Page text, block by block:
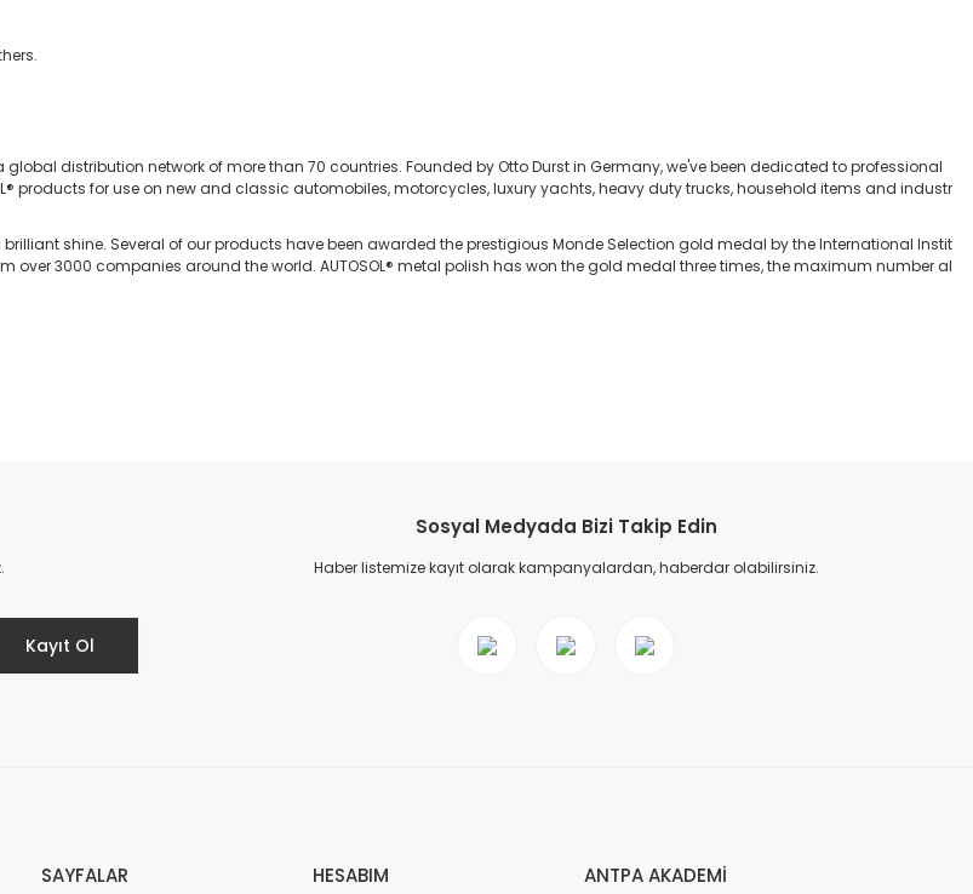
distribution network of more than 70 countries. Founded by Otto Durst in Germany, we've been dedicated to professional
products for use on new and classic automobiles, motorcycles, luxury yachts, heavy duty trucks, household items and industr
shine. Several of our products have been awarded the prestigious Monde Selection gold medal by the International Instit
3000 companies around the world. AUTOSOL® metal polish has won the gold medal three times, the maximum number al
Kayıt Ol
Sosyal Medyada Bizi Takip Edin
Haber listemize kayıt olarak kampanyalardan, haberdar olabilirsiniz.
SAYFALAR HESABIM ANTPA AKADEMİ